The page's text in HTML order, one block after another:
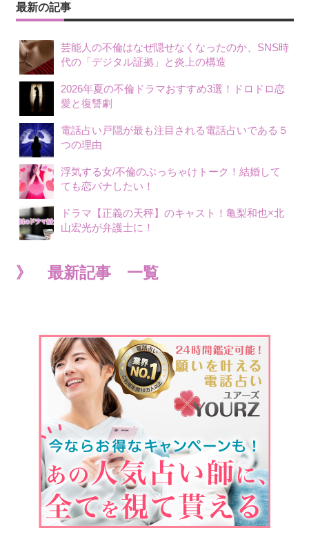
最新の記事
芸能人の不倫はなぜ隠せなくなったのか、SNS時
代の「デジタル証拠」と炎上の構造
2026年夏の不倫ドラマおすすめ3選！ドロドロ恋
愛と復讐劇
電話占い戸隠が最も注目される電話占いである５
つの理由
浮気する女/不倫のぶっちゃけトーク！結婚して
ても恋バナしたい！
ドラマ【正義の天秤】のキャスト！亀梨和也×北
山宏光が弁護士に！
》 最新記事 一覧